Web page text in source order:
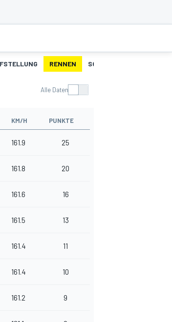
RENNEN SCHNELLSTE RUNDEN
Alle Daten
KM/H PUNKTE
161.9 25
161.8 20
161.6 16
161.5 13
161.4 11
161.4 10
161.2 9